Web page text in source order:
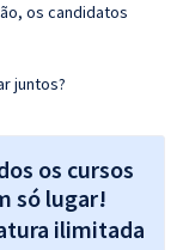
os candidatos
juntos?
os cursos
só lugar!